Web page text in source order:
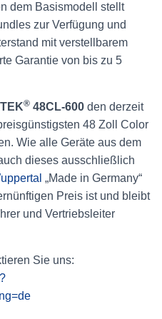
dem Basismodell stellt
zur Verfügung und
mit verstellbarem
Garantie von bis zu 5
® 48CL-600 den derzeit
48 Zoll Color
Wie alle Geräte aus dem
dieses ausschließlich
„Made in Germany“
Preis ist und bleibt
und Vertriebsleiter
Sie uns: